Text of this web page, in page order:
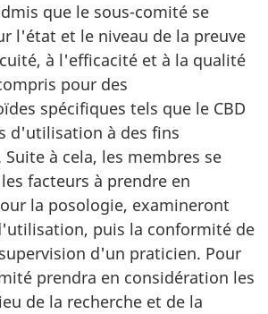
que le sous-comité se
l'état et le niveau de la preuve
à l'efficacité et à la qualité
pour des
spécifiques tels que le CBD
d'utilisation à des fins
à cela, les membres se
facteurs à prendre en
la posologie, examineront
puis la conformité de
d'un praticien. Pour
prendra en considération les
de la recherche et de la